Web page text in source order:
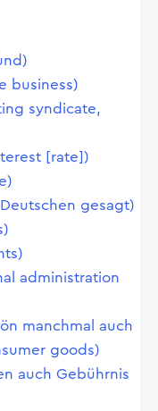
business)
syndicate,
[rate])
gesagt)
administration
manchmal auch
goods)
auch Gebührnis